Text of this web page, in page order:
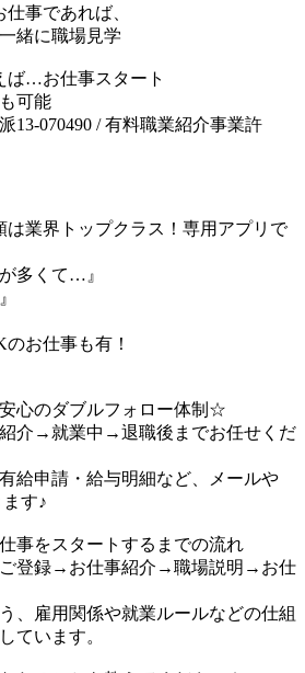
事であれば、
緒に職場見学
ば…お仕事スタート
可能
070490 / 有料職業紹介事業許
は業界トップクラス！専用アプリで
多くて…』
お仕事も有！
安心のダブルフォロー体制☆
介→就業中→退職後までお任せくだ
給申請・給与明細など、メールや
す♪
事をスタートするまでの流れ
登録→お仕事紹介→職場説明→お仕
、雇用関係や就業ルールなどの仕組
ています。